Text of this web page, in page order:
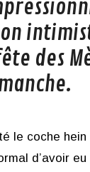
des
le coche
d’avoir